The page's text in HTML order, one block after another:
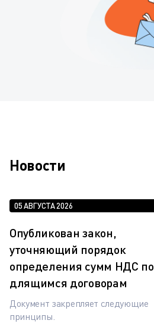
Новости
05 АВГУСТА 2026
Опубликован закон,
уточняющий порядок
определения сумм НДС по
длящимся договорам
Документ закрепляет следующие
принципы.